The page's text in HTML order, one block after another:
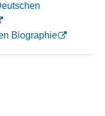
Biographie